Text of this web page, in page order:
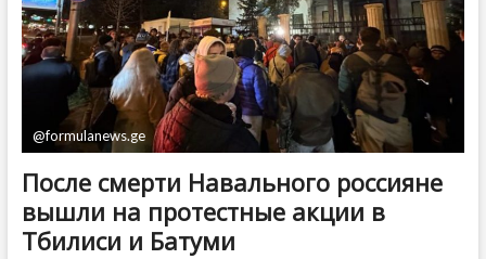
@formulanews.ge
После смерти Навального россияне
вышли на протестные акции в
Тбилиси и Батуми